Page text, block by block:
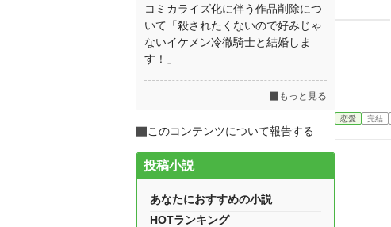
恋愛 完結
コミカライズ化に伴う作品削除につ
いて「殺されたくないので好みじゃ
ないイケメン冷徹騎士と結婚しま
す！」
もっと見る
このコンテンツについて報告する
投稿小説
あなたにおすすめの小説
HOTランキング